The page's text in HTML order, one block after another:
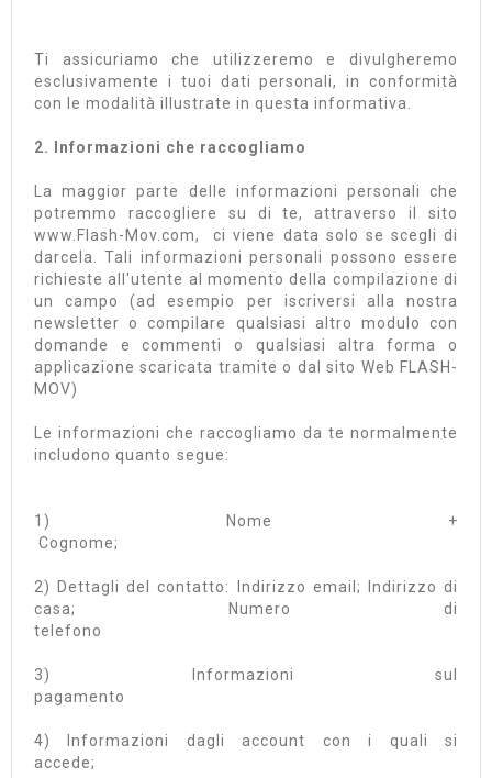
Ti assicuriamo che utilizzeremo e divulgheremo
esclusivamente i tuoi dati personali, in conformità
con le modalità illustrate in questa informativa.
2. Informazioni che raccogliamo
La maggior parte delle informazioni personali che
potremmo raccogliere su di te, attraverso il sito
www.Flash-Mov.com, ci viene data solo se scegli di
darcela. Tali informazioni personali possono essere
richieste all'utente al momento della compilazione di
un campo (ad esempio per iscriversi alla nostra
newsletter o compilare qualsiasi altro modulo con
domande e commenti o qualsiasi altra forma o
applicazione scaricata tramite o dal sito Web FLASH-
MOV)
Le informazioni che raccogliamo da te normalmente
includono quanto segue:
1) Nome +
2) Dettagli del contatto: Indirizzo email; Indirizzo di
casa; Numero di
telefono
3) Informazioni sul
4) Informazioni dagli account con i quali si